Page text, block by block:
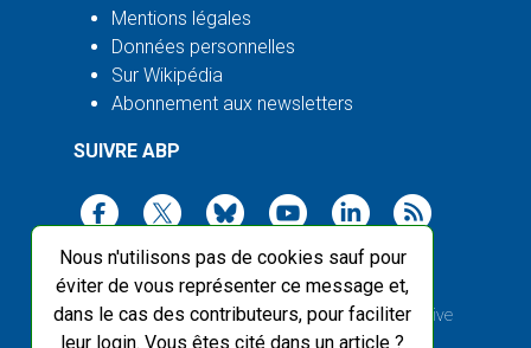
Nous n'utilisons pas de cookies sauf pour
éviter de vous représenter ce message et,
dans le cas des contributeurs, pour faciliter
leur login. Vous êtes cité dans un article ?
Mentions légales
Données personnelles
Sur Wikipédia
Abonnement aux newsletters
SUIVRE ABP
2003-2026 ©Agence Bretagne Presse, sauf Creative
Commons